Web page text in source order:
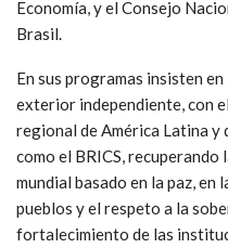
Economía, y el Consejo
Brasil.
En sus programas insisten
exterior independiente, con
regional de América Latina y
como el BRICS,
mundial basado en la paz,
pueblos y el respeto a la
fortalecimiento de las